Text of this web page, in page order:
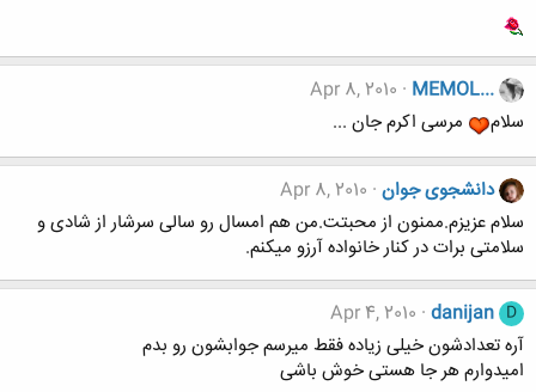
MEMOL...
Apr 8, 2010
سلام
مرسی اکرم جان ...
دانشجوی جوان Apr 8, 2010
سلام عزیزم.ممنون از محبتت.من هم امسال رو سالی سرشار از شادی و
سلامتی برات در کنار خانواده آرزو میکنم.
D
danijan
Apr 4, 2010
آره تعدادشون خیلی زیاده فقط میرسم جوابشون رو بدم
امیدوارم هر جا هستی خوش باشی